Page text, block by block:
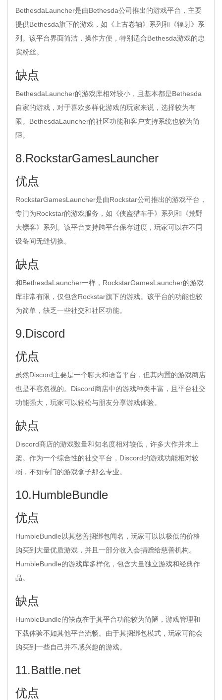
BethesdaLauncher是由Bethesda公司推出的游戏平台，主要
提供Bethesda旗下的游戏，如《上古卷轴》系列和《辐射》系
列。该平台界面简洁，操作方便，特别适合Bethesda游戏的忠
实粉丝。
缺点
BethesdaLauncher的游戏库相对较小，且基本都是Bethesda
自家的游戏，对于喜欢多样化游戏的玩家来说，选择较为有
限。BethesdaLauncher的社区功能和客户支持系统也较为简
陋。
8.RockstarGamesLauncher
优点
RockstarGamesLauncher是由Rockstar公司推出的游戏平台，
专门为Rockstar的游戏服务，如《侠盗猎车手》系列和《荒野
大镖客》系列。该平台支持跨平台保存进度，玩家可以在不同
设备间无缝切换。
缺点
和BethesdaLauncher一样，RockstarGamesLauncher的游戏
库非常有限，仅包含Rockstar旗下的游戏。该平台的功能也较
为简单，缺乏一些社交和社区功能。
9.Discord
优点
虽然Discord主要是一个聊天和语音平台，但其内置的游戏商店
也是不容忽视的。Discord商店中的游戏种类丰富，且平台社交
功能强大，玩家可以轻松与朋友分享游戏体验。
缺点
Discord商店的游戏数量和知名度相对较低，许多大作并未上
架。作为一个综合性的社交平台，Discord的游戏功能相对较
弱，不如专门的游戏盒子那么专业。
10.HumbleBundle
优点
HumbleBundle以其慈善捆绑包闻名，玩家可以以极低的价格
购买到大量优质游戏，并且一部分收入会捐赠给慈善机构。
HumbleBundle的游戏库多样化，包含大量独立游戏和经典作
品。
缺点
HumbleBundle的缺点在于其平台功能较为简陋，游戏管理和
下载体验不如其他平台流畅。由于其捆绑包模式，玩家可能会
购买到一些自己并不感兴趣的游戏。
11.Battle.net
优点